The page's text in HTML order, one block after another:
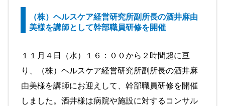
（株）ヘルスケア経営研究所副所長の酒井麻由
美様を講師として幹部職員研修を開催
１１月４日（水）１６：００から２時間超に亘
り、（株）ヘルスケア経営研究所副所長の酒井麻
由美様を講師にお迎えして、幹部職員研修を開催
しました。酒井様は病院や施設に対するコンサル